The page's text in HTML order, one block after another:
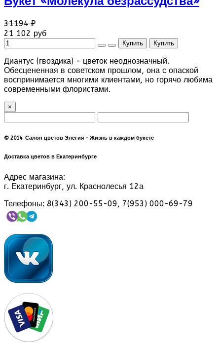
31194 ₽
21 102 руб
Диантус (гвоздика) - цветок неоднозначный.
Обесцененная в советском прошлом, она с опаской
воспринимается многими клиентами, но горячо любима
современными флористами.
×
© 2014 Салон цветов Элегия - Жизнь в каждом букете
Доставка цветов в Екатеринбурге
Адрес магазина:
г. Екатеринбург, ул. Краснолесья 12а
Телефоны: 8(343) 200-55-09, 7(953) 000-69-79